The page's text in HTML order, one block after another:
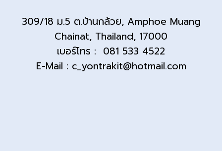
309/18 ม.5 ต.บ้านกล้วย, Amphoe Muang
Chainat, Thailand, 17000
เบอร์โทร : 081 533 4522
E-Mail : c_yontrakit@hotmail.com